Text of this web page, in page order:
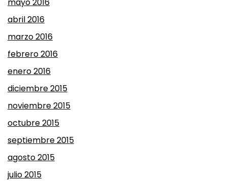
abril 2016
marzo 2016
febrero 2016
enero 2016
diciembre 2015
noviembre 2015
octubre 2015
septiembre 2015
agosto 2015
julio 2015